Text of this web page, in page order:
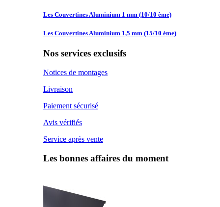
Les CouvertinesAluminium 1 mm (10/10 ème)
Les CouvertinesAluminium 1,5 mm (15/10 ème)
Nos services exclusifs
Notices de montages
Livraison
Paiement sécurisé
Avis vérifiés
Service après vente
Les bonnes affaires du moment